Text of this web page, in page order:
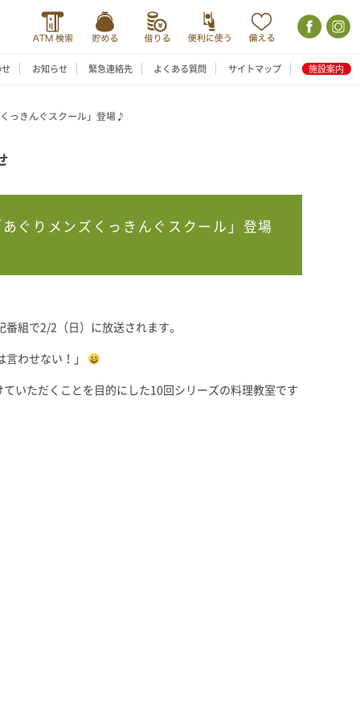
せ お知らせ 緊急連絡先 よくある質問 サイトマップ 施設案内
っきんぐスクール」登場♪
ぐりメンズくっきんぐスクール」登場
番組で2/2（日）に放送されます。
言わせない！」
いただくことを目的にした10回シリーズの料理教室です